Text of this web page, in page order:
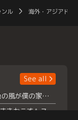
ンル 海外・アジアドラ
See all
浮所飛貴主演！ 【夏色の風が僕の家にやってきた】 本日よりテラサで独占配信スタート！
『夏色の雲が恋と嵐をまきおこす』スペシャルメイキング 【Part1】2026年７月18日（土）23時30分～配信スタート！話題のシーンの裏側を大公開！豪華キャスト大集合！ 『武宮家 真夏の家族会議』開催！